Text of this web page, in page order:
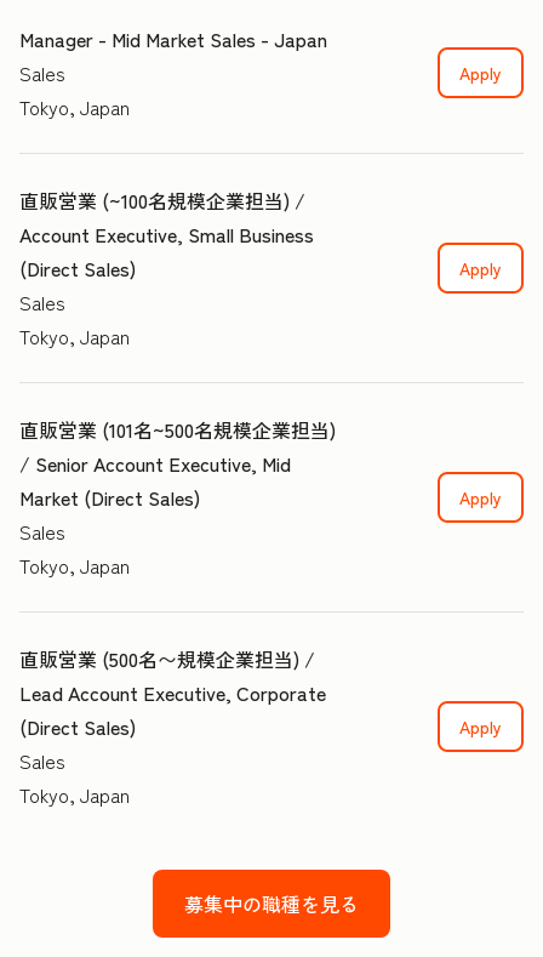
Manager - Mid Market Sales - Japan
Sales
Tokyo, Japan
Apply
直販営業 (~100名規模企業担当) /
Account Executive, Small Business
(Direct Sales)
Sales
Tokyo, Japan
Apply
直販営業 (101名~500名規模企業担当)
/ Senior Account Executive, Mid
Market (Direct Sales)
Sales
Tokyo, Japan
Apply
直販営業 (500名〜規模企業担当) /
Lead Account Executive, Corporate
(Direct Sales)
Sales
Tokyo, Japan
Apply
募集中の職種を見る